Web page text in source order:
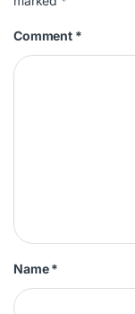
Comment *
Name*